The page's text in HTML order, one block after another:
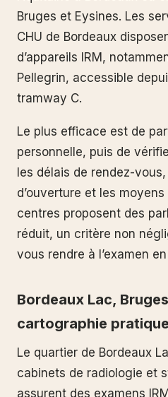
Bruges et Eysines. Les
CHU de Bordeaux
d’appareils IRM,
Pellegrin, accessible
tramway C.
Le plus efficace est de
personnelle, puis de
les délais de rendez-
d’ouverture et les moyens
centres proposent des
réduit, un critère non
vous rendre à l’examen
Bordeaux Lac,
cartographie pratique
Le quartier de Bordeaux
cabinets de radiologie et
assurent des examens